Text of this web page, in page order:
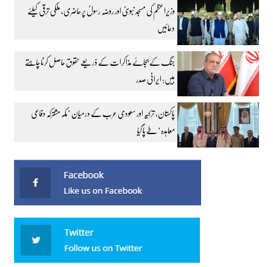
وزیراعظم کی مسجد نبویؐ اور روضہ رسولؐ پر حاضری، ملکی ترقی کیلئے
دعائیں
جنگ کے بجائے مذاکرات کے ذریعے حقوق حاصل کرنا چاہتے
ہیں: ایرانی صدر
پاکستان، ترکیہ اور سعودی عرب کے درمیان ’مکہ مشترکہ دفاعی
معاہدہ‘ طے پا گیا